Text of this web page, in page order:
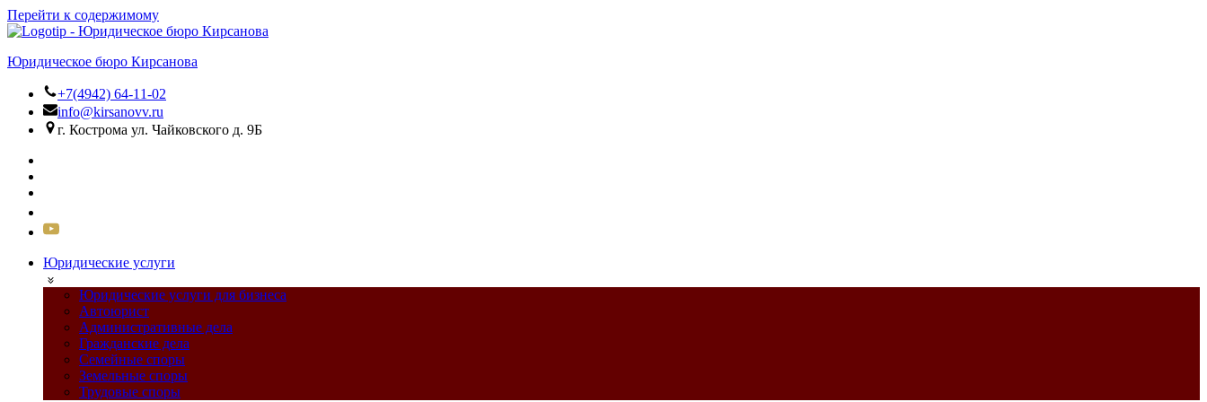
Перейти к содержимому
Юридическое бюро Кирсанова
+7(4942) 64-11-02
info@kirsanovv.ru
г. Кострома ул. Чайковского д. 9Б
Юридические услуги
Юридические услуги для бизнеса
Автоюрист
Административные дела
Гражданские дела
Семейные споры
Земельные споры
Трудовые споры